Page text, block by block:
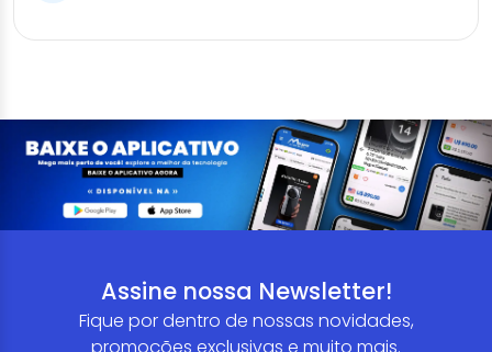
Assine nossa Newsletter!
Fique por dentro de nossas novidades,